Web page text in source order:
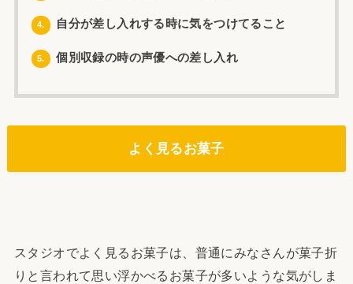
4. 自分が差し入れする時に気をつけてること
5. 個別収録の時の声優への差し入れ
よく見るお菓子
スタジオでよく見るお菓子は、普通にみなさんが菓子折
りと言われて思い浮かべるお菓子が多いような気がしま